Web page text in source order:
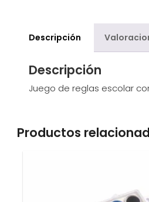
Descripción
Descripción
Juego de reglas escolar
Productos